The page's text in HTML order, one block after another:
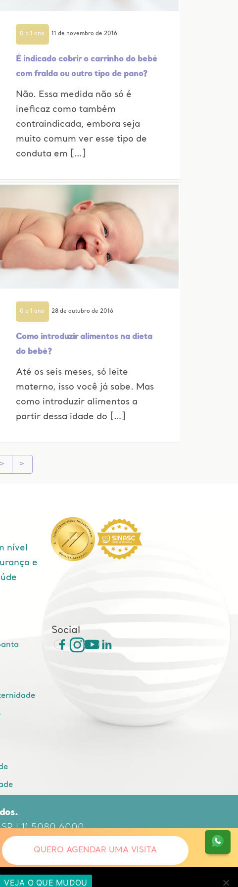
0 a 1 ano 11 de novembro de 2016
É indicado cobrir o carrinho do bebê
com fralda ou outro tipo de pano?
Não. Essa medida não só é
ineficaz como também
contraindicada, embora seja
muito comum ver esse tipo de
conduta em […]
0 a 1 ano 28 de outubro de 2016
Como introduzir alimentos na dieta
do bebê?
Até os seis meses, só leite
materno, isso você já sabe. Mas
como introduzir alimentos a
partir dessa idade do […]
> >
nível
e
Social
QUERO AGENDAR UMA VISITA
| 11 5080 6000
90.587
VEJA O QUE MUDOU